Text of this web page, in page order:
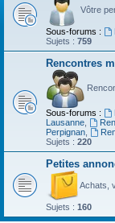
Vôtre
Sous-forums :
Sujets : 759
Rencontres
Sous-forums :
Lausanne
Perpignan
Sujets : 220
Petites
Achats,
Sujets : 160